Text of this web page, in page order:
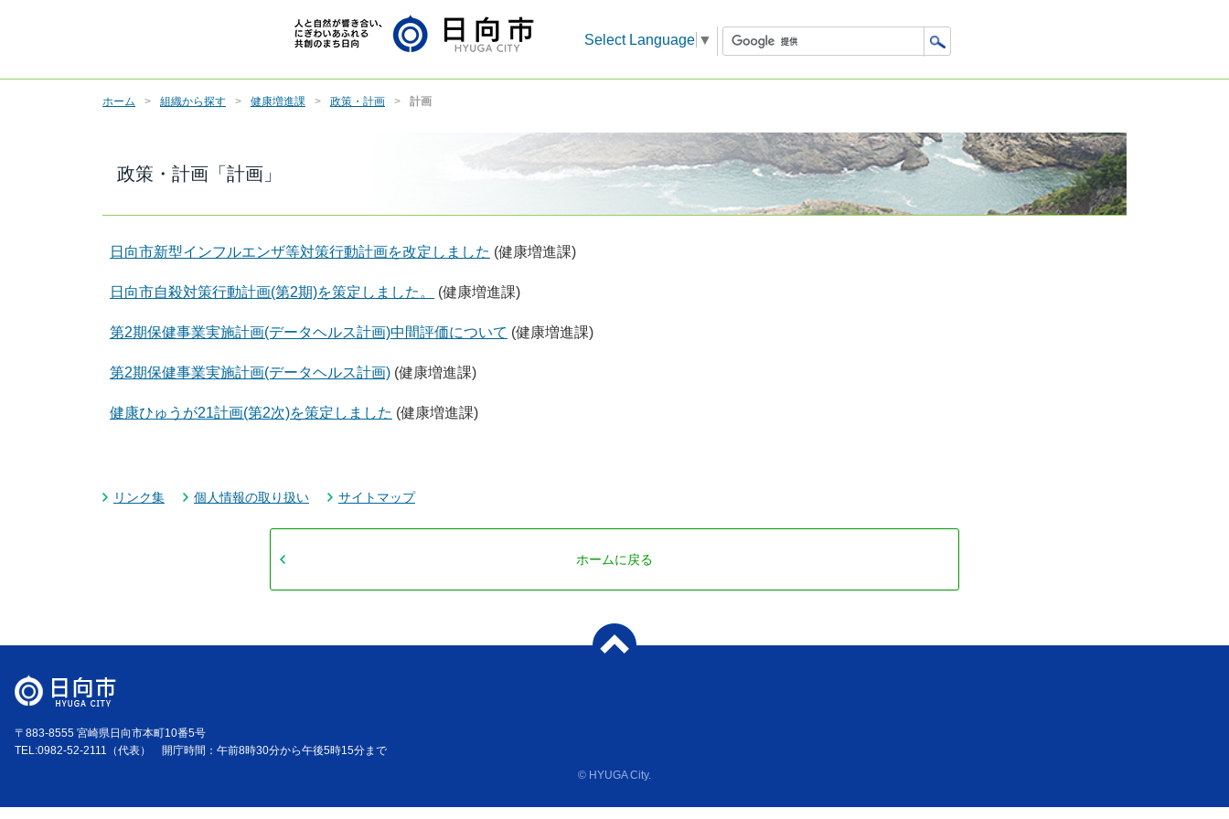
Select Language ▼
ホーム 組織から探す 健康増進課 政策・計画 計画
政策・計画「計画」
日向市新型インフルエンザ等対策行動計画を改定しました (健康増進課)
日向市自殺対策行動計画(第2期)を策定しました。 (健康増進課)
第2期保健事業実施計画(データヘルス計画)中間評価について (健康増進課)
第2期保健事業実施計画(データヘルス計画) (健康増進課)
健康ひゅうが21計画(第2次)を策定しました (健康増進課)
リンク集 個人情報の取り扱い サイトマップ
ホームに戻る
〒883-8555 宮崎県日向市本町10番5号
TEL:0982-52-2111（代表） 開庁時間：午前8時30分から午後5時15分まで
© HYUGA City.